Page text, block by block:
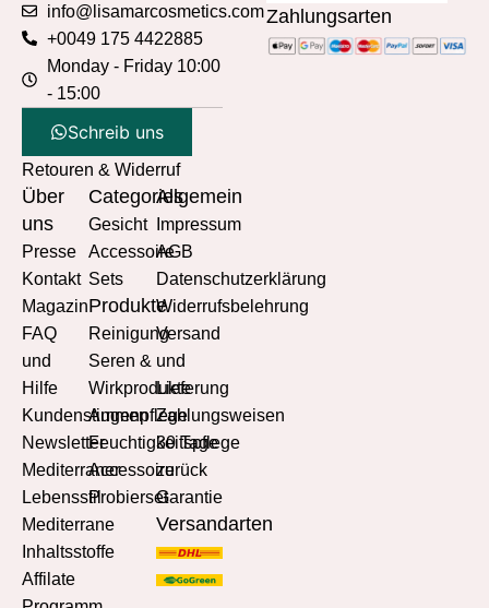
info@lisamarcosmetics.com
+0049 175 4422885
Monday - Friday 10:00
- 15:00
Schreib uns
Retouren & Widerruf
Über
uns
Presse
Kontakt
Magazin
FAQ
und
Hilfe
Kundenstimmen
Newsletter
Mediterraner
Lebensstil
Mediterrane
Inhaltsstoffe
Affilate
Categories
Gesicht
Accessoire
Sets
Produkte
Reinigung
Seren &
Wirkprodukte
Augenpflege
Feuchtigkeitspflege
Accessoire
Probierset
Allgemein
Impressum
AGB
Datenschutzerklärung
Widerrufsbelehrung
Versand
und
Lieferung
Zahlungsweisen
30 Tage
zurück
Garantie
Versandarten
Zahlungsarten